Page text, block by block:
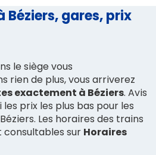
Béziers, gares, prix
le siège vous
rien de plus, vous arriverez
exactement à Béziers. Avis
prix les plus bas pour les
Les horaires des trains
consultables sur Horaires